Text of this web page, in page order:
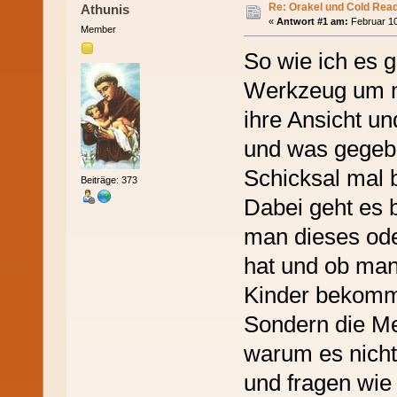
Athunis
Member
Beiträge: 373
Re: Orakel und Cold
« Antwort #1 am: Februar
So wie ich es
Werkzeug um
ihre Ansicht
und was
Schicksal mal
Dabei geht es
man dieses
hat und ob
Kinder
Sondern die
warum es
und fragen